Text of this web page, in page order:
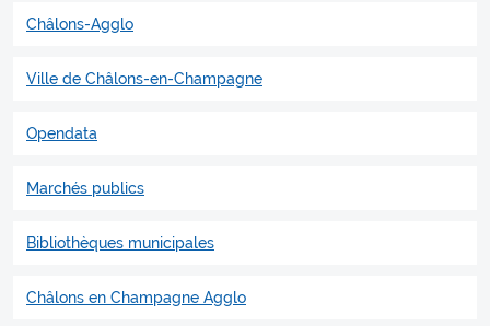
Châlons-Agglo
Ville de Châlons-en-Champagne
Opendata
Marchés publics
Bibliothèques municipales
Châlons en Champagne Agglo